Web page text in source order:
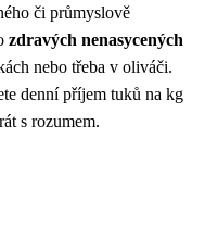
či průmyslově
zdravých nenasycených
nebo třeba v oliváči.
denní příjem tuků na kg
s rozumem.